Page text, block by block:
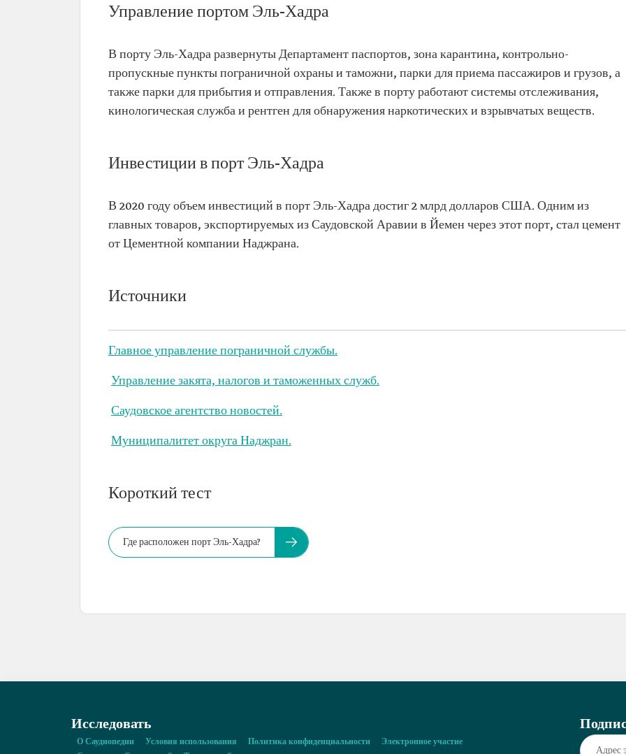
Управление портом Эль-Хадра
В порту Эль-Хадра развернуты Департамент паспортов, зона карантина, контрольно-
пропускные пункты пограничной охраны и таможни, парки для приема пассажиров и грузов, а
также парки для прибытия и отправления. Также в порту работают системы отслеживания,
кинологическая служба и рентген для обнаружения наркотических и взрывчатых веществ.
Инвестиции в порт Эль-Хадра
В 2020 году объем инвестиций в порт Эль-Хадра достиг 2 млрд долларов США. Одним из
главных товаров, экспортируемых из Саудовской Аравии в Йемен через этот порт, стал цемент
от Цементной компании Наджрана.
Источники
Главное управление пограничной службы.
Управление закята, налогов и таможенных служб.
Саудовское агентство новостей.
Муниципалитет округа Наджран.
Короткий тест
Где расположен порт Эль-Хадра?
Исследовать
О Саудиопедии Условия использования Политика конфиденциальности
Электронное участие